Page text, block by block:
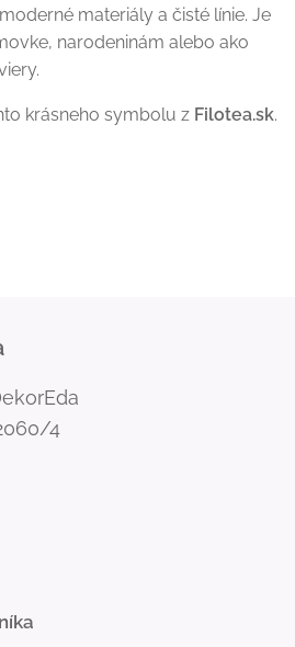
materiály a čisté línie. Je
narodeninám alebo ako
krásneho symbolu z Filotea.sk.
4